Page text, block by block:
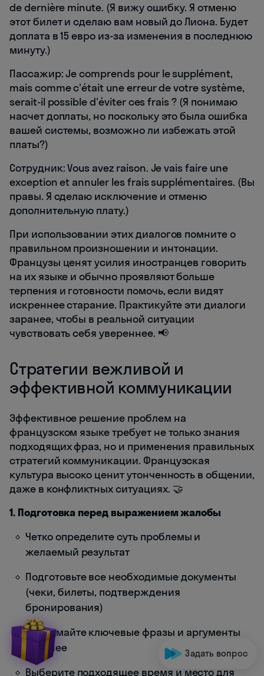
de dernière minute. (Я вижу ошибку. Я отменю
этот билет и сделаю вам новый до Лиона. Будет
доплата в 15 евро из-за изменения в последнюю
минуту.)
Пассажир: Je comprends pour le supplément,
mais comme c'était une erreur de votre système,
serait-il possible d'éviter ces frais ? (Я понимаю
насчет доплаты, но поскольку это была ошибка
вашей системы, возможно ли избежать этой
платы?)
Сотрудник: Vous avez raison. Je vais faire une
exception et annuler les frais supplémentaires. (Вы
правы. Я сделаю исключение и отменю
дополнительную плату.)
При использовании этих диалогов помните о
правильном произношении и интонации.
Французы ценят усилия иностранцев говорить
на их языке и обычно проявляют больше
терпения и готовности помочь, если видят
искреннее старание. Практикуйте эти диалоги
заранее, чтобы в реальной ситуации
чувствовать себя увереннее. 📢
Стратегии вежливой и
эффективной коммуникации
Эффективное решение проблем на
французском языке требует не только знания
подходящих фраз, но и применения правильных
стратегий коммуникации. Французская
культура высоко ценит утонченность в общении,
даже в конфликтных ситуациях. 🤝
1. Подготовка перед выражением жалобы
Четко определите суть проблемы и
желаемый результат
Подготовьте все необходимые документы
(чеки, билеты, подтверждения
бронирования)
Продумайте ключевые фразы и аргументы
заранее
Выберите подходящее время и место для
Задать вопрос